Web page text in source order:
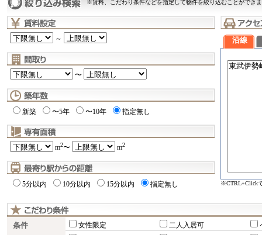
※賃料、こだわり条件などを指定して物件を絞り込むことができ
～
〜
新築 〜5年 〜10年 指定無し
m2〜 m2
5分以内 10分以内 15分以内 指定無し
沿線
※CTRL+Click
条件 女性限定 二人入居可